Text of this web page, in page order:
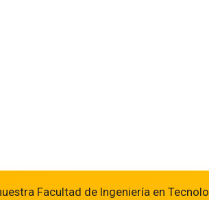
Facultad de Ingeniería en